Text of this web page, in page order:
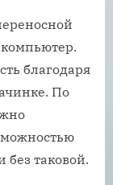
благодаря
По
без таковой.